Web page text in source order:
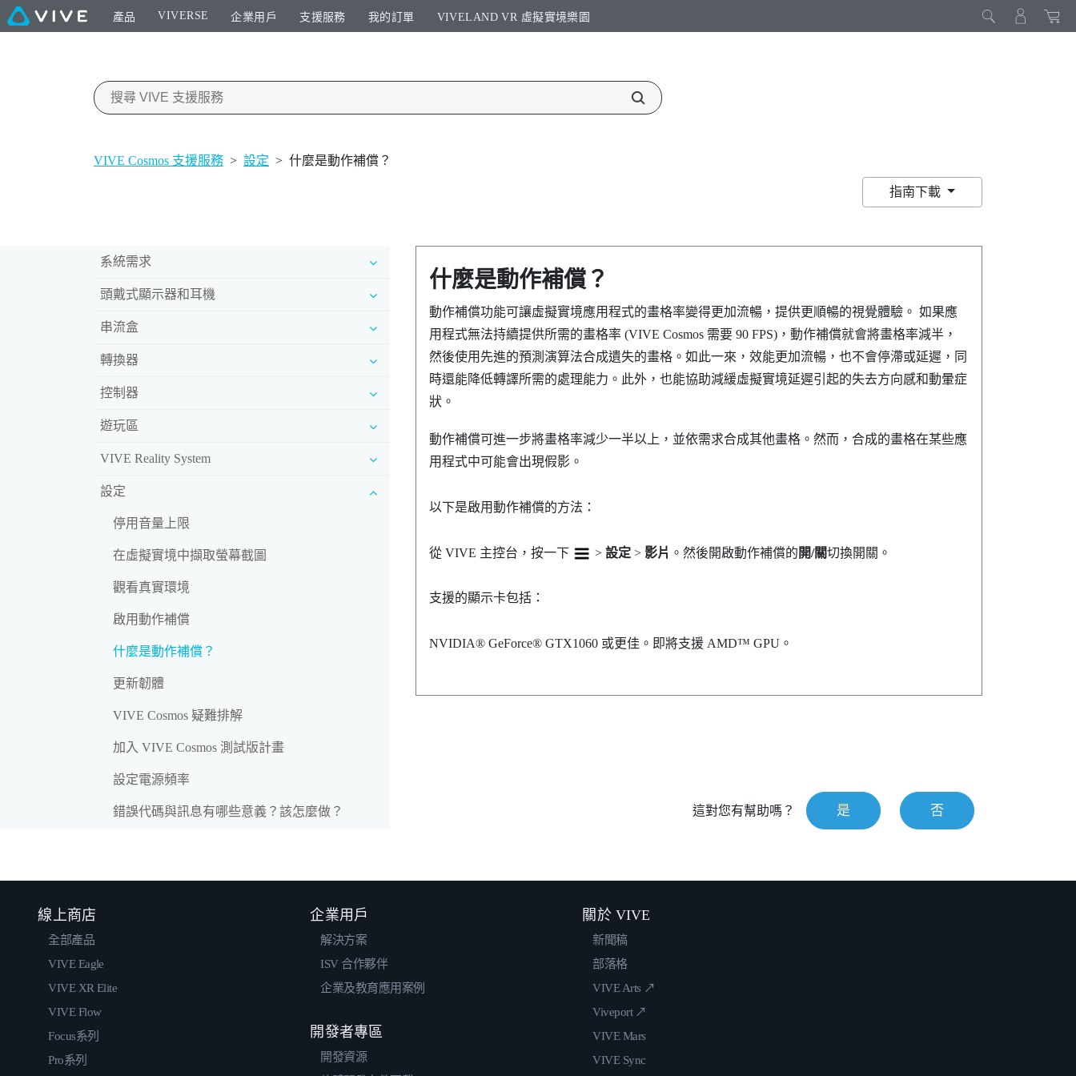
產品 VIVERSE 企業用戶 支援服務 我的訂單 VIVELAND VR 虛擬實境樂園​
VIVE Cosmos 支援服務 > 設定 > 什麼是動作補償？
指南下載
系統需求
頭戴式顯示器和耳機
串流盒
轉換器
控制器
遊玩區
VIVE Reality System
設定
停用音量上限
在虛擬實境中擷取螢幕截圖
觀看真實環境
啟用動作補償
什麼是動作補償？
更新韌體
VIVE Cosmos 疑難排解
加入 VIVE Cosmos 測試版計畫
設定電源頻率
錯誤代碼與訊息有哪些意義？該怎麼做？
什麼是動作補償？
動作補償功能可讓虛擬實境應用程式的畫格率變得更加流暢，提供更順暢的視覺體驗。 如果應
用程式無法持續提供所需的畫格率 (VIVE Cosmos需要 90 FPS)，動作補償就會將畫格率減半，
然後使用先進的預測演算法合成遺失的畫格。如此一來，效能更加流暢，也不會停滯或延遲，同
時還能降低轉譯所需的處理能力。此外，也能協助減緩虛擬實境延遲引起的失去方向感和動暈症
狀。
動作補償可進一步將畫格率減少一半以上，並依需求合成其他畫格。然而，合成的畫格在某些應
用程式中可能會出現假影。
以下是啟用動作補償的方法：
從 VIVE 主控台 ，按一下 > 設定> 影片 。然後開啟動作補償的 開/關切換開關。
支援的顯示卡包括：
NVIDIA® GeForce®GTX1060 或更佳。即將支援 AMD™ GPU。
這對您有幫助嗎？ 是 否
線上商店
全部產品
VIVE Eagle
VIVE XR Elite
VIVE Flow
Focus系列
Pro系列
企業用戶
解決方案
ISV 合作夥伴
企業及教育應用案例
開發者專區
開發資源
關於 VIVE
新聞稿
部落格
VIVE Arts ↗
Viveport ↗
VIVE Mars
VIVE Sync